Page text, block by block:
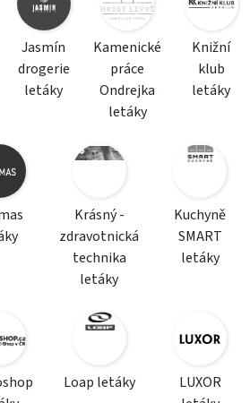
Jasmín
drogerie
letáky
Kamenické
práce
Ondrejka
letáky
Knižní
klub
letáky
Krásný -
zdravotnická
technika
letáky
Kuchyně
SMART
letáky
Loap letáky
LUXOR